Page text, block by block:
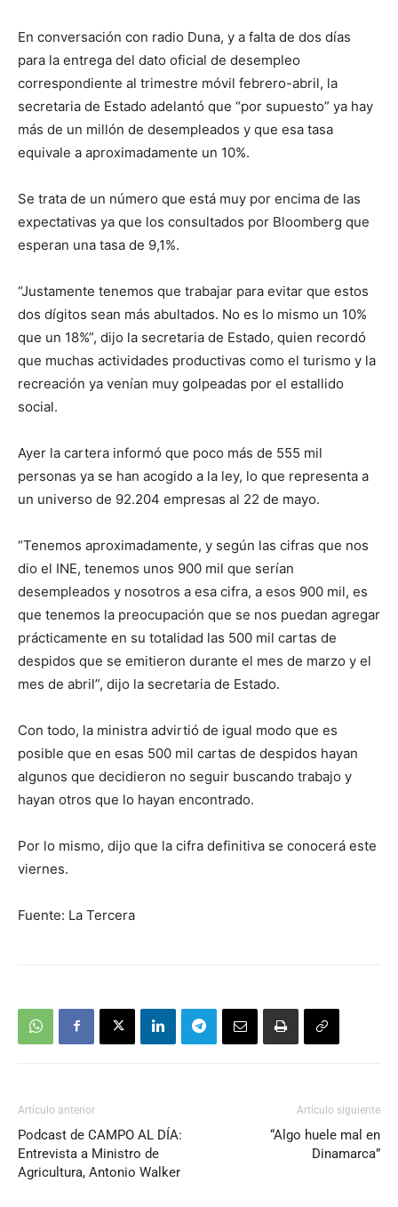
En conversación con radio Duna, y a falta de dos días
para la entrega del dato oficial de desempleo
correspondiente al trimestre móvil febrero-abril, la
secretaria de Estado adelantó que “por supuesto” ya hay
más de un millón de desempleados y que esa tasa
equivale a aproximadamente un 10%.
Se trata de un número que está muy por encima de las
expectativas ya que los consultados por Bloomberg que
esperan una tasa de 9,1%.
“Justamente tenemos que trabajar para evitar que estos
dos dígitos sean más abultados. No es lo mismo un 10%
que un 18%”, dijo la secretaria de Estado, quien recordó
que muchas actividades productivas como el turismo y la
recreación ya venían muy golpeadas por el estallido
social.
Ayer la cartera informó que poco más de 555 mil
personas ya se han acogido a la ley, lo que representa a
un universo de 92.204 empresas al 22 de mayo.
“Tenemos aproximadamente, y según las cifras que nos
dio el INE, tenemos unos 900 mil que serían
desempleados y nosotros a esa cifra, a esos 900 mil, es
que tenemos la preocupación que se nos puedan agregar
prácticamente en su totalidad las 500 mil cartas de
despidos que se emitieron durante el mes de marzo y el
mes de abril”, dijo la secretaria de Estado.
Con todo, la ministra advirtió de igual modo que es
posible que en esas 500 mil cartas de despidos hayan
algunos que decidieron no seguir buscando trabajo y
hayan otros que lo hayan encontrado.
Por lo mismo, dijo que la cifra definitiva se conocerá este
viernes.
Fuente: La Tercera
Artículo anterior
Podcast de CAMPO AL DÍA:
Entrevista a Ministro de
Agricultura, Antonio Walker
Artículo siguiente
“Algo huele mal en
Dinamarca”